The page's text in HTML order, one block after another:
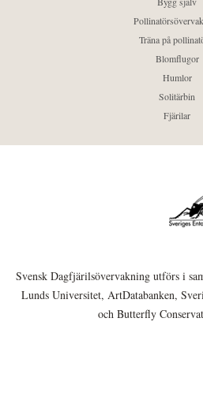
Träna på
Blomflugor
Humlor
Solitärbin
Fjärilar
Svensk Dagfjärilsövervakning utförs i
Lunds Universitet, ArtDatabanken,
och Butterfly